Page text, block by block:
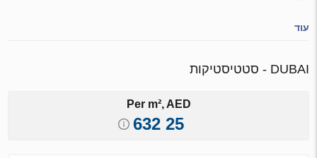
עוד
DUBAI - סטטיסטיקות
Per m², AED
25 632